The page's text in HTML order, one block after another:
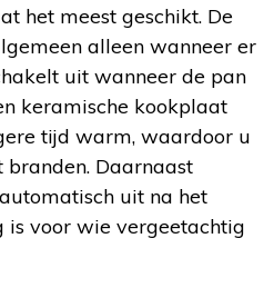
het meest geschikt. De
alleen wanneer er
uit wanneer de pan
keramische kookplaat
tijd warm, waardoor u
branden. Daarnaast
uit na het
is voor wie vergeetachtig